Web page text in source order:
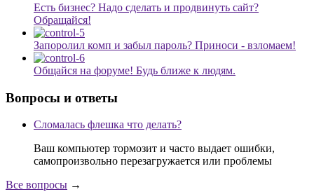
Есть бизнес? Надо сделать и продвинуть сайт?
Обращайся!
Запоролил комп и забыл пароль? Приноси - взломаем!
Общайся на форуме! Будь ближе к людям.
Вопросы и ответы
Сломалась флешка что делать?
Ваш компьютер тормозит и часто выдает ошибки,
самопроизвольно перезагружается или проблемы
Все вопросы →